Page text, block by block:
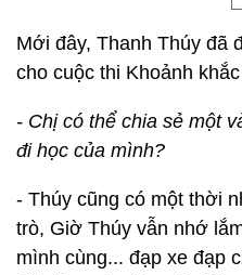
Mới đây, Thanh Thúy đã
cho cuộc thi Khoảnh
- Chị có thể chia sẻ một
đi học của mình?
- Thúy cũng có một thời
trò, Giờ Thúy vẫn nhớ
mình cùng... đạp xe đạp